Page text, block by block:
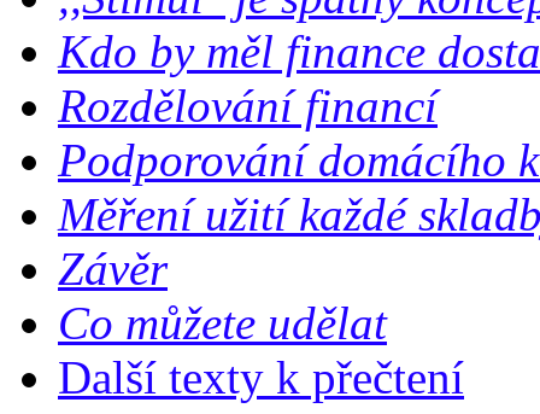
Kdo by měl finance
Rozdělování financí
Podporování domácího
Měření užití každé
Závěr
Co můžete udělat
Další texty k přečtení